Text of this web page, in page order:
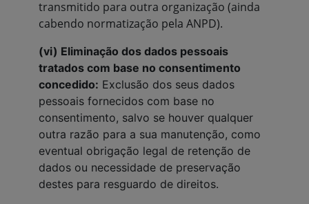
transmitido para outra organização (ainda
cabendo normatização pela ANPD).
(vi) Eliminação dos dados pessoais
tratados com base no consentimento
concedido: Exclusão dos seus dados
pessoais fornecidos com base no
consentimento, salvo se houver qualquer
outra razão para a sua manutenção, como
eventual obrigação legal de retenção de
dados ou necessidade de preservação
destes para resguardo de direitos.